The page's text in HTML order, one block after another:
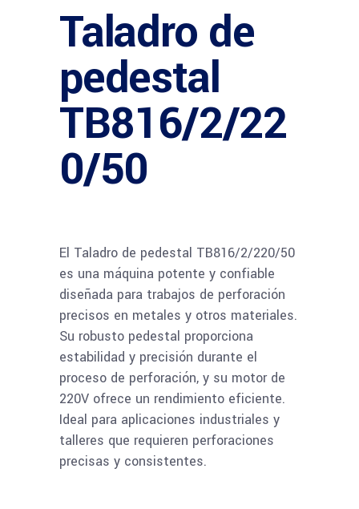
Taladro de
pedestal
TB816/2/22
0/50
El Taladro de pedestal TB816/2/220/50
es una máquina potente y confiable
diseñada para trabajos de perforación
precisos en metales y otros materiales.
Su robusto pedestal proporciona
estabilidad y precisión durante el
proceso de perforación, y su motor de
220V ofrece un rendimiento eficiente.
Ideal para aplicaciones industriales y
talleres que requieren perforaciones
precisas y consistentes.